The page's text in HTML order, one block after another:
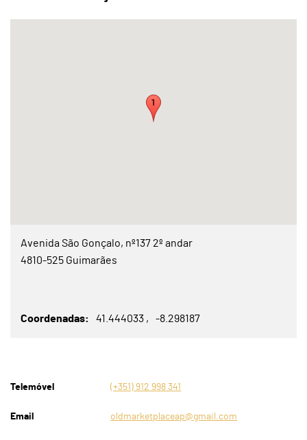
Avenida São Gonçalo, nº137 2º andar
4810-525 Guimarães
Coordenadas 41.444033 -8.298187
Telemóvel (+351) 912 998 341
Email oldmarketplaceap@gmail.com